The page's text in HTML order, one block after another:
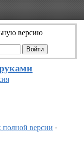
версию
полной версии -